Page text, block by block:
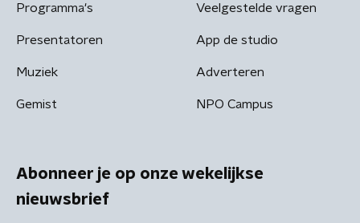
Programma's
Presentatoren
Muziek
Gemist
Veelgestelde vragen
App de studio
Adverteren
NPO Campus
Abonneer je op onze wekelijkse
nieuwsbrief